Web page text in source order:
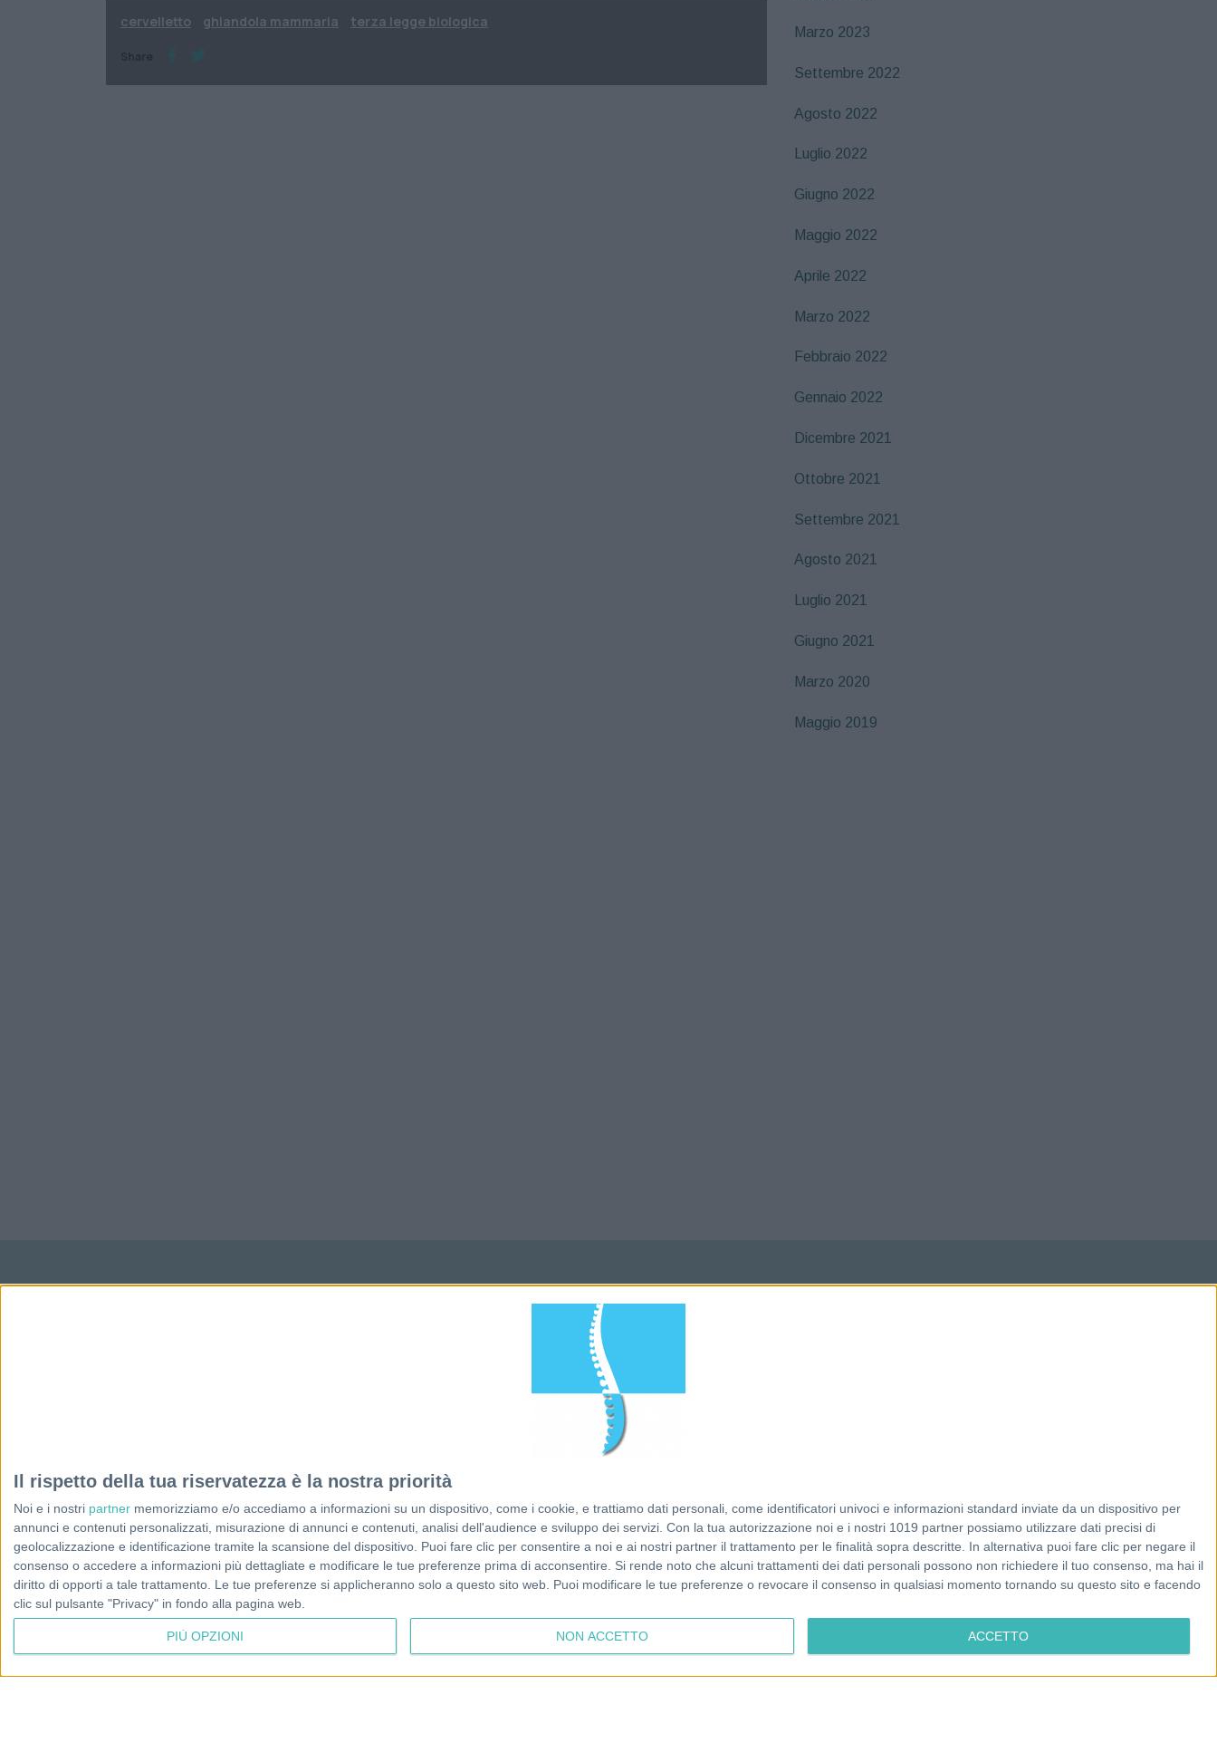
Il rispetto della tua riservatezza è la nostra priorità
Noi e i nostri partner memorizziamo e/o accediamo a informazioni su un dispositivo, come i cookie, e trattiamo dati personali, come identificatori univoci e informazioni standard inviate da un dispositivo per
annunci e contenuti personalizzati, misurazione di annunci e contenuti, analisi dell'audience e sviluppo dei servizi. Con la tua autorizzazione noi e i nostri 1019 partner possiamo utilizzare dati precisi di
geolocalizzazione e identificazione tramite la scansione del dispositivo. Puoi fare clic per consentire a noi e ai nostri partner il trattamento per le finalità sopra descritte. In alternativa puoi fare clic per negare il
consenso o accedere a informazioni più dettagliate e modificare le tue preferenze prima di acconsentire.
Si rende noto che alcuni trattamenti dei dati personali possono non richiedere il tuo consenso, ma hai il
diritto di opporti a tale trattamento. Le tue preferenze si applicheranno solo a questo sito web. Puoi modificare le tue preferenze o revocare il consenso in qualsiasi momento tornando su questo sito e facendo
clic sul pulsante "Privacy" in fondo alla pagina web.
PIÙ OPZIONI NON ACCETTO ACCETTO
cervelletto ghiandola mammaria terza legge biologica
Marzo 2023
Settembre 2022
Agosto 2022
Luglio 2022
Giugno 2022
Maggio 2022
Aprile 2022
Marzo 2022
Febbraio 2022
Gennaio 2022
Dicembre 2021
Ottobre 2021
Settembre 2021
Agosto 2021
Luglio 2021
Giugno 2021
Marzo 2020
Maggio 2019
© 2026 Francesco Piazza
35010 Loreggia (PD)
Email:
info@osteopatapiazza.it
Photos by Erica Tonin